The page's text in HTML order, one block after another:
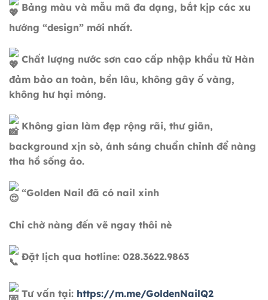
Bảng màu và mẫu mã đa dạng, bắt kịp các xu
hướng “design” mới nhất.
Chất lượng nước sơn cao cấp nhập khẩu từ Hàn
đảm bảo an toàn, bền lâu, không gây ố vàng,
không hư hại móng.
Không gian làm đẹp rộng rãi, thư giãn,
background xịn sò, ánh sáng chuẩn chỉnh để nàng
tha hồ sống ảo.
“Golden Nail đã có nail xinh
Chỉ chờ nàng đến vẽ ngay thôi nè
Đặt lịch qua hotline: 028.3622.9863
Tư vấn tại: https://m.me/GoldenNailQ2